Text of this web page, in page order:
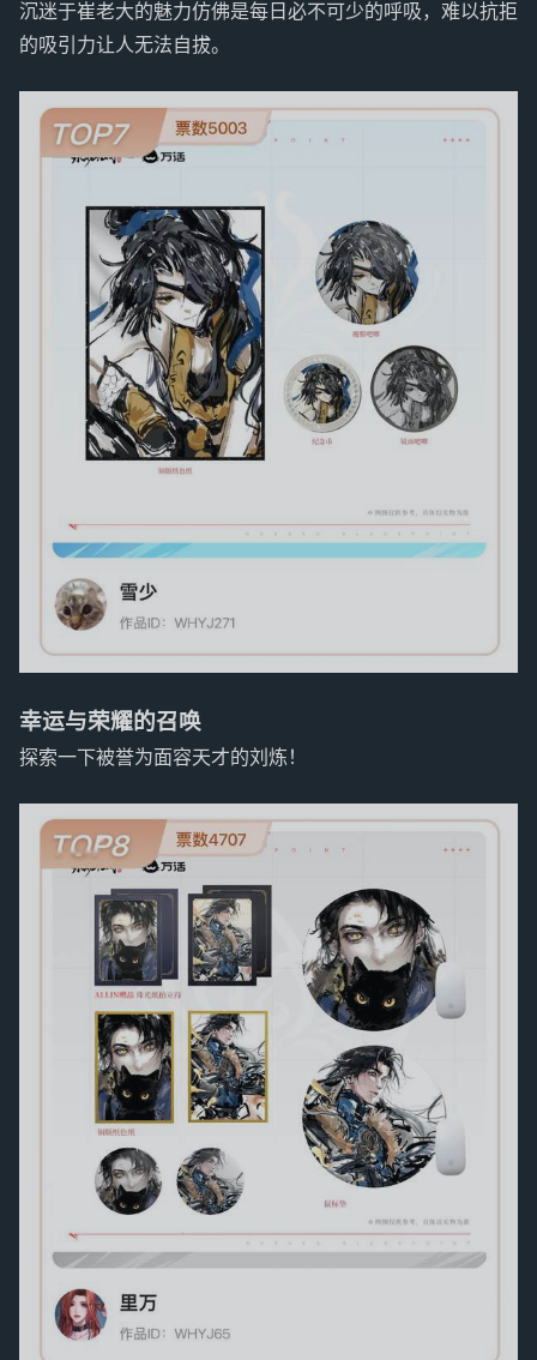
沉迷于崔老大的魅力仿佛是每日必不可少的呼吸，难以抗拒
的吸引力让人无法自拔。
幸运与荣耀的召唤
探索一下被誉为面容天才的刘炼！